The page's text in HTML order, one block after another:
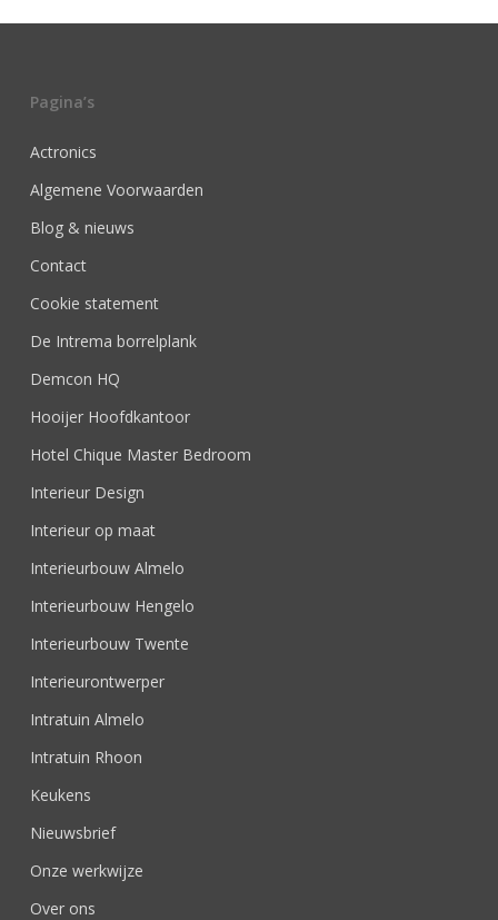
Pagina’s
Actronics
Algemene Voorwaarden
Blog & nieuws
Contact
Cookie statement
De Intrema borrelplank
Demcon HQ
Hooijer Hoofdkantoor
Hotel Chique Master Bedroom
Interieur Design
Interieur op maat
Interieurbouw Almelo
Interieurbouw Hengelo
Interieurbouw Twente
Interieurontwerper
Intratuin Almelo
Intratuin Rhoon
Keukens
Nieuwsbrief
Onze werkwijze
Over ons